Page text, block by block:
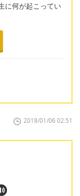
に何が起こってい
2018/01/06 02:51